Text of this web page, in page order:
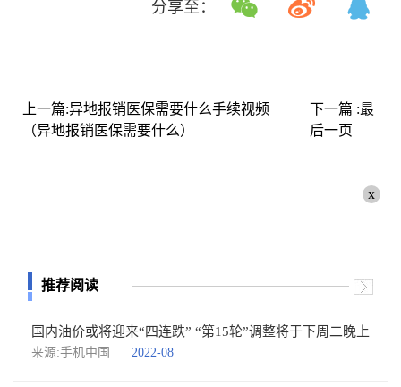
分享至：
上一篇:异地报销医保需要什么手续视频
（异地报销医保需要什么）
下一篇 :最
后一页
x
推荐阅读
国内油价或将迎来“四连跌” “第15轮”调整将于下周二晚上
来源:手机中国 2022-08